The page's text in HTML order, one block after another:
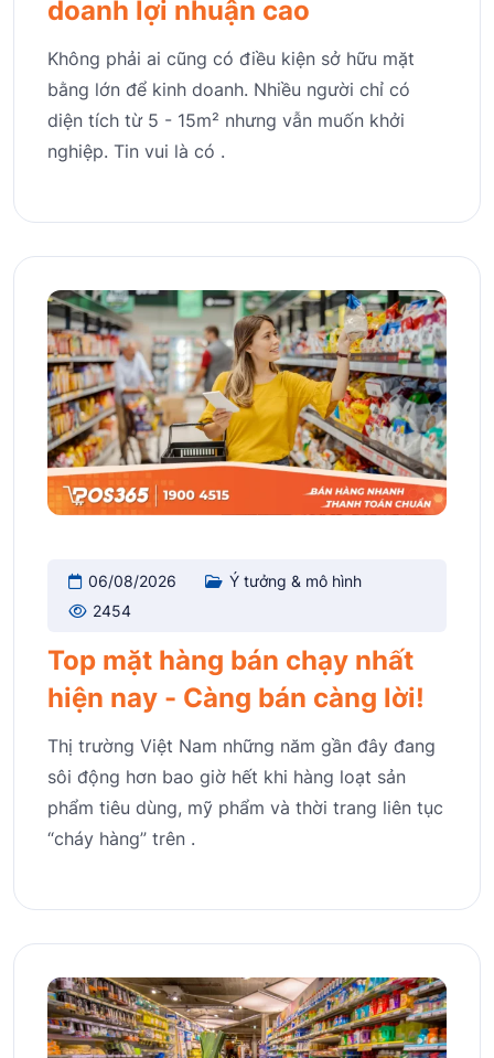
doanh lợi nhuận cao
Không phải ai cũng có điều kiện sở hữu mặt
bằng lớn để kinh doanh. Nhiều người chỉ có
diện tích từ 5 - 15m² nhưng vẫn muốn khởi
nghiệp. Tin vui là có .
06/08/2026
Ý tưởng & mô hình
2454
Top mặt hàng bán chạy nhất
hiện nay - Càng bán càng lời!
Thị trường Việt Nam những năm gần đây đang
sôi động hơn bao giờ hết khi hàng loạt sản
phẩm tiêu dùng, mỹ phẩm và thời trang liên tục
“cháy hàng” trên .